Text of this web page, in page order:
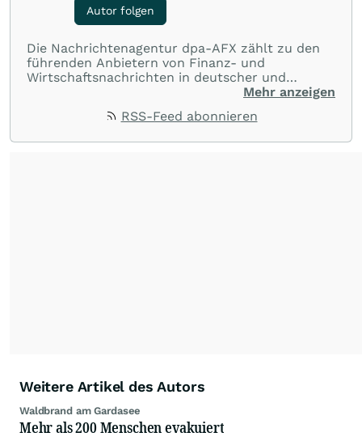
Autor folgen
Die Nachrichtenagentur dpa-AFX zählt zu den
führenden Anbietern von Finanz- und
Wirtschaftsnachrichten in deutscher und
englischer Sprache. Gestützt auf ein
dpa-AFX unabhängig, zuverlässig und schnell
Mehr anzeigen
RSS-Feed abonnieren
Weitere Artikel des Autors
Waldbrand am Gardasee
Mehr als 200 Menschen evakuiert